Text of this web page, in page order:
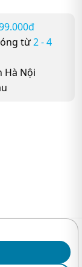
từ2 - 4
Hà Nội
- Sách in màu,